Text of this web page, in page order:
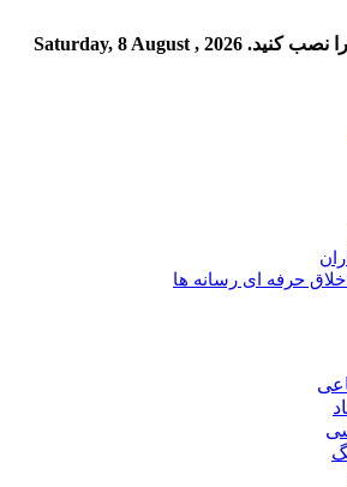
را نصب کنید. Saturday, 8 August , 2026
حرفه ای رسانه ها